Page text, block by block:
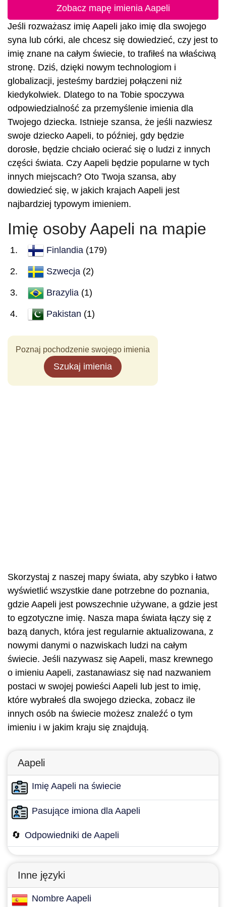
Zobacz mapę imienia Aapeli
Jeśli rozważasz imię Aapeli jako imię dla swojego
syna lub córki, ale chcesz się dowiedzieć, czy jest to
imię znane na całym świecie, to trafiłeś na właściwą
stronę. Dziś, dzięki nowym technologiom i
globalizacji, jesteśmy bardziej połączeni niż
kiedykolwiek. Dlatego to na Tobie spoczywa
odpowiedzialność za przemyślenie imienia dla
Twojego dziecka. Istnieje szansa, że jeśli nazwiesz
swoje dziecko Aapeli, to później, gdy będzie
dorosłe, będzie chciało ocierać się o ludzi z innych
części świata. Czy Aapeli będzie popularne w tych
innych miejscach? Oto Twoja szansa, aby
dowiedzieć się, w jakich krajach Aapeli jest
najbardziej typowym imieniem.
Imię osoby Aapeli na mapie
Finlandia (179)
Szwecja (2)
Brazylia (1)
Pakistan (1)
Poznaj pochodzenie swojego imienia
Szukaj imienia
Skorzystaj z naszej mapy świata, aby szybko i łatwo
wyświetlić wszystkie dane potrzebne do poznania,
gdzie Aapeli jest powszechnie używane, a gdzie jest
to egzotyczne imię. Nasza mapa świata łączy się z
bazą danych, która jest regularnie aktualizowana, z
nowymi danymi o nazwiskach ludzi na całym
świecie. Jeśli nazywasz się Aapeli, masz krewnego
o imieniu Aapeli, zastanawiasz się nad nazwaniem
postaci w swojej powieści Aapeli lub jest to imię,
które wybrałeś dla swojego dziecka, zobacz ile
innych osób na świecie możesz znaleźć o tym
imieniu i w jakim kraju się znajdują.
Aapeli
Imię Aapeli na świecie
Pasujące imiona dla Aapeli
🔄 Odpowiedniki de Aapeli
Inne języki
Nombre Aapeli